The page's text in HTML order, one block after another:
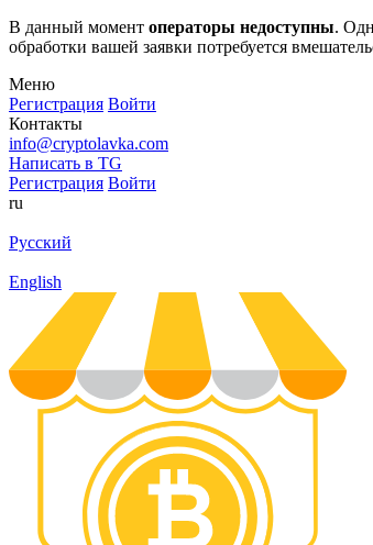
В данный момент операторы недоступны.
обработки вашей заявки потребуется
Меню
Регистрация Войти
Контакты
info@cryptolavka.com
Написать в TG
Регистрация Войти
ru
Русский
English